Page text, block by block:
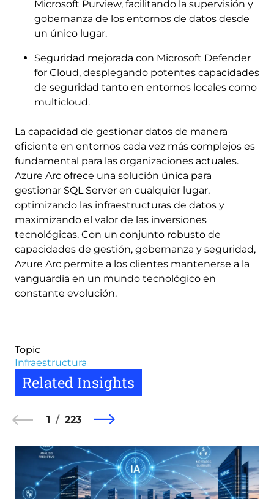
Microsoft Purview, facilitando la supervisión y
gobernanza de los entornos de datos desde
un único lugar.
Seguridad mejorada con Microsoft Defender
for Cloud, desplegando potentes capacidades
de seguridad tanto en entornos locales como
multicloud.
La capacidad de gestionar datos de manera
eficiente en entornos cada vez más complejos es
fundamental para las organizaciones actuales.
Azure Arc ofrece una solución única para
gestionar SQL Server en cualquier lugar,
optimizando las infraestructuras de datos y
maximizando el valor de las inversiones
tecnológicas. Con un conjunto robusto de
capacidades de gestión, gobernanza y seguridad,
Azure Arc permite a los clientes mantenerse a la
vanguardia en un mundo tecnológico en
constante evolución.
Topic
Infraestructura
Related Insights
1 223